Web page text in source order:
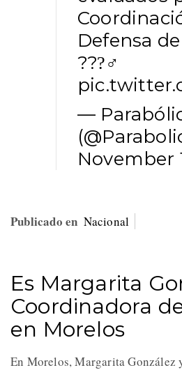
Defensa de
???‍♂
—
November
Publicado en Nacional
Es Margarita
Coordinadora
en Morelos
En Morelos, Margarita González